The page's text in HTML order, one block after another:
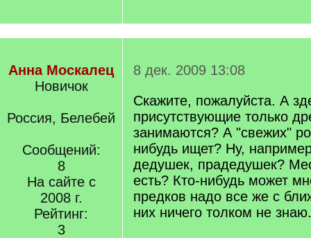
Анна Москалец
Новичок
Россия, Белебей
Сообщений:
8
На сайте с
2008 г.
Рейтинг:
3
8 дек. 2009 13:08
Скажите, пожалуйста. А
присутствующие только
занимаются? А "свежих"
нибудь ищет? Ну,
дедушек, прадедушек?
есть? Кто-нибудь может
предков надо все же с
них ничего толком не